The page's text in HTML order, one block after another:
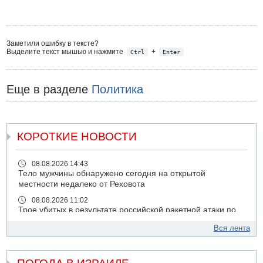
Заметили ошибку в тексте?
Выделите текст мышью и нажмите
Ctrl + Enter
Еще в разделе Политика
КОРОТКИЕ НОВОСТИ
08.08.2026 14:43
Тело мужчины обнаружено сегодня на открытой
местности недалеко от Реховота
08.08.2026 11:02
Трое убитых в результате российской ракетной атаки по
07.08.2026 20:43
Вся лента